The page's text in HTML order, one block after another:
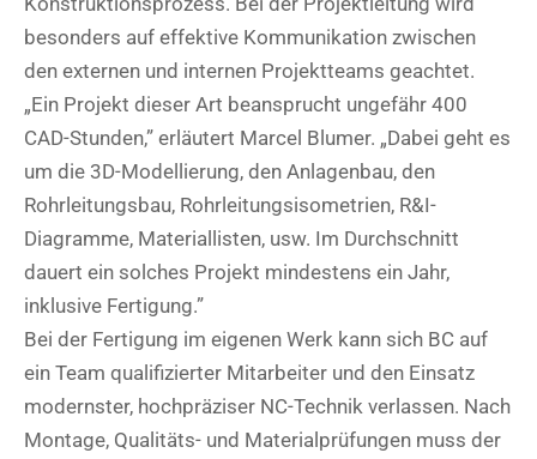
besonders auf effektive Kommunikation zwischen
den externen und internen Projektteams geachtet.
„Ein Projekt dieser Art beansprucht ungefähr 400
CAD-Stunden,” erläutert Marcel Blumer. „Dabei geht es
um die 3D-Modellierung, den Anlagenbau, den
Rohrleitungsbau, Rohrleitungsisometrien, R&I-
Diagramme, Materiallisten, usw. Im Durchschnitt
dauert ein solches Projekt mindestens ein Jahr,
inklusive Fertigung.”
Bei der Fertigung im eigenen Werk kann sich BC auf
ein Team qualifizierter Mitarbeiter und den Einsatz
modernster, hochpräziser NC-Technik verlassen. Nach
Montage, Qualitäts- und Materialprüfungen muss der